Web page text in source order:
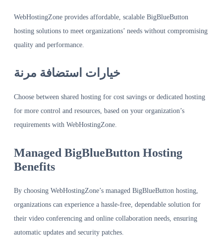
WebHostingZone provides affordable, scalable BigBlueButton
hosting solutions to meet organizations’ needs without compromising
quality and performance.
خيارات استضافة مرنة
Choose between shared hosting for cost savings or dedicated hosting
for more control and resources, based on your organization’s
requirements with WebHostingZone.
Managed BigBlueButton Hosting
Benefits
By choosing WebHostingZone’s managed BigBlueButton hosting,
organizations can experience a hassle-free, dependable solution for
their video conferencing and online collaboration needs, ensuring
automatic updates and security patches.